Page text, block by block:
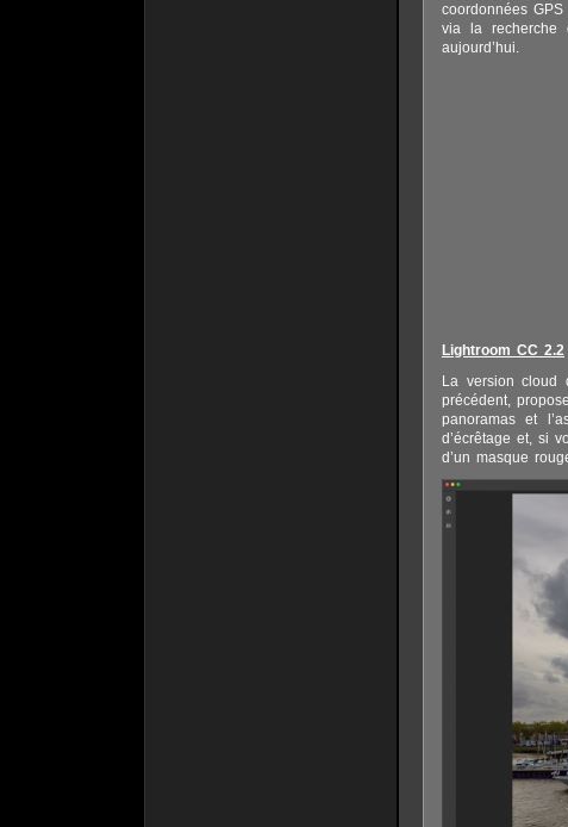
coordonnées
via la recherche
aujourd’hui.
Lightroom CC 2.2
La version cloud
précédent,
panoramas et
d’écrêtage et, si
d’un masque